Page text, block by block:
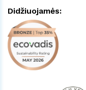
Didžiuojamės: